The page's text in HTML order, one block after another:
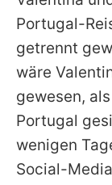
Portugal-
getrennt
wäre
gewesen,
Portugal
wenigen
Social-